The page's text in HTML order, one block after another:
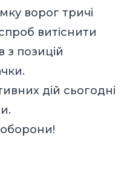
ворог тричі
витіснити
з позицій
дій сьогодні